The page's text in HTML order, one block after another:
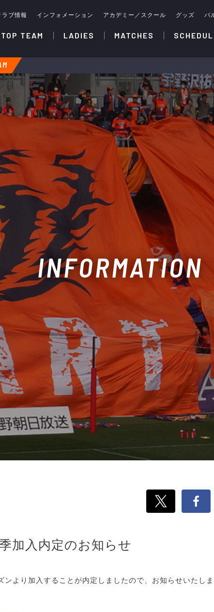
ラブ情報 インフォメーション アカデミー／スクール グッズ パ
TOP TEAM LADIES MATCHES
INFORMATION
加入内定のお知らせ
より加入することが内定しましたので、お知らせいたしま